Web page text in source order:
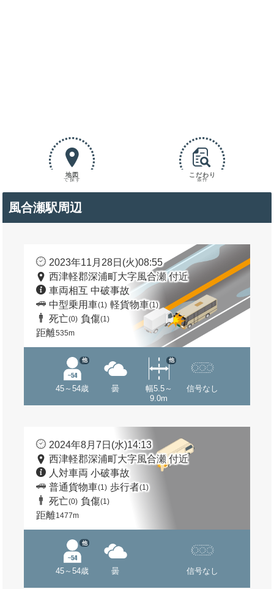
地図
で探す
こだわり
条件
風合瀬駅周辺
2023年11月28日(火)08:55
西津軽郡深浦町大字風合瀬 付近
車両相互 中破事故
中型乗用車(1) 軽貨物車(1)
死亡(0) 負傷(1)
距離535m
45～54歳
他
曇
幅5.5～
9.0m
他
信号なし
2024年8月7日(水)14:13
西津軽郡深浦町大字風合瀬 付近
人対車両 小破事故
普通貨物車(1) 歩行者(1)
死亡(0) 負傷(1)
距離1477m
45～54歳
他
曇 信号なし